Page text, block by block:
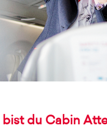
bist du Cabin